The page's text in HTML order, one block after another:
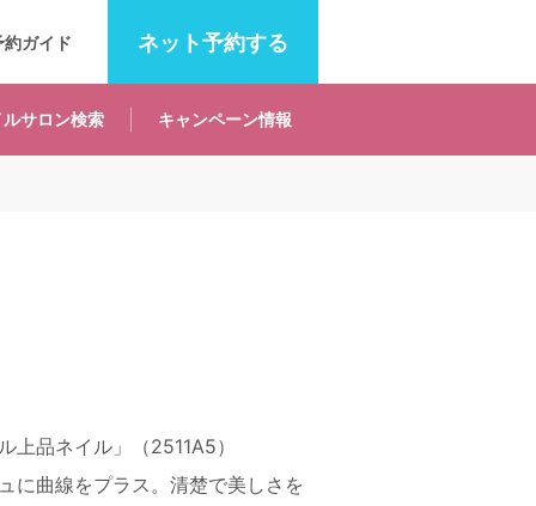
ネット予約する
サロン検索 キャンペーン情報
約ガイド
上品ネイル」（2511A5）
に曲線をプラス。清楚で美しさを